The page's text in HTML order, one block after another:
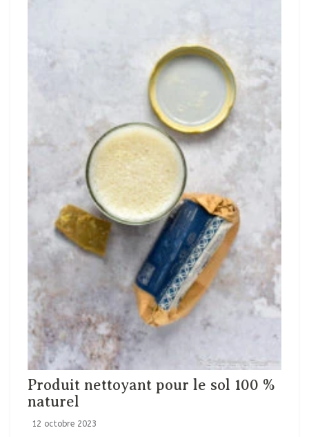
Produit nettoyant pour le sol 100 %
naturel
12 octobre 2023